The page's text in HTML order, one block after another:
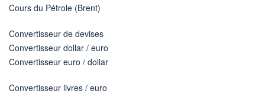
Cours du Pétrole (Brent)
Convertisseur de devises
Convertisseur dollar / euro
Convertisseur euro / dollar
Convertisseur livres / euro